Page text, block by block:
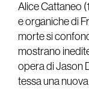
Alice Cattaneo
e organiche di
morte si
mostrano
opera di Jason
tessa una